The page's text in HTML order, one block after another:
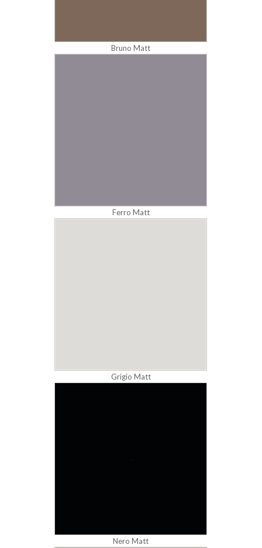
Bruno Matt
Ferro Matt
Grigio Matt
Nero Matt